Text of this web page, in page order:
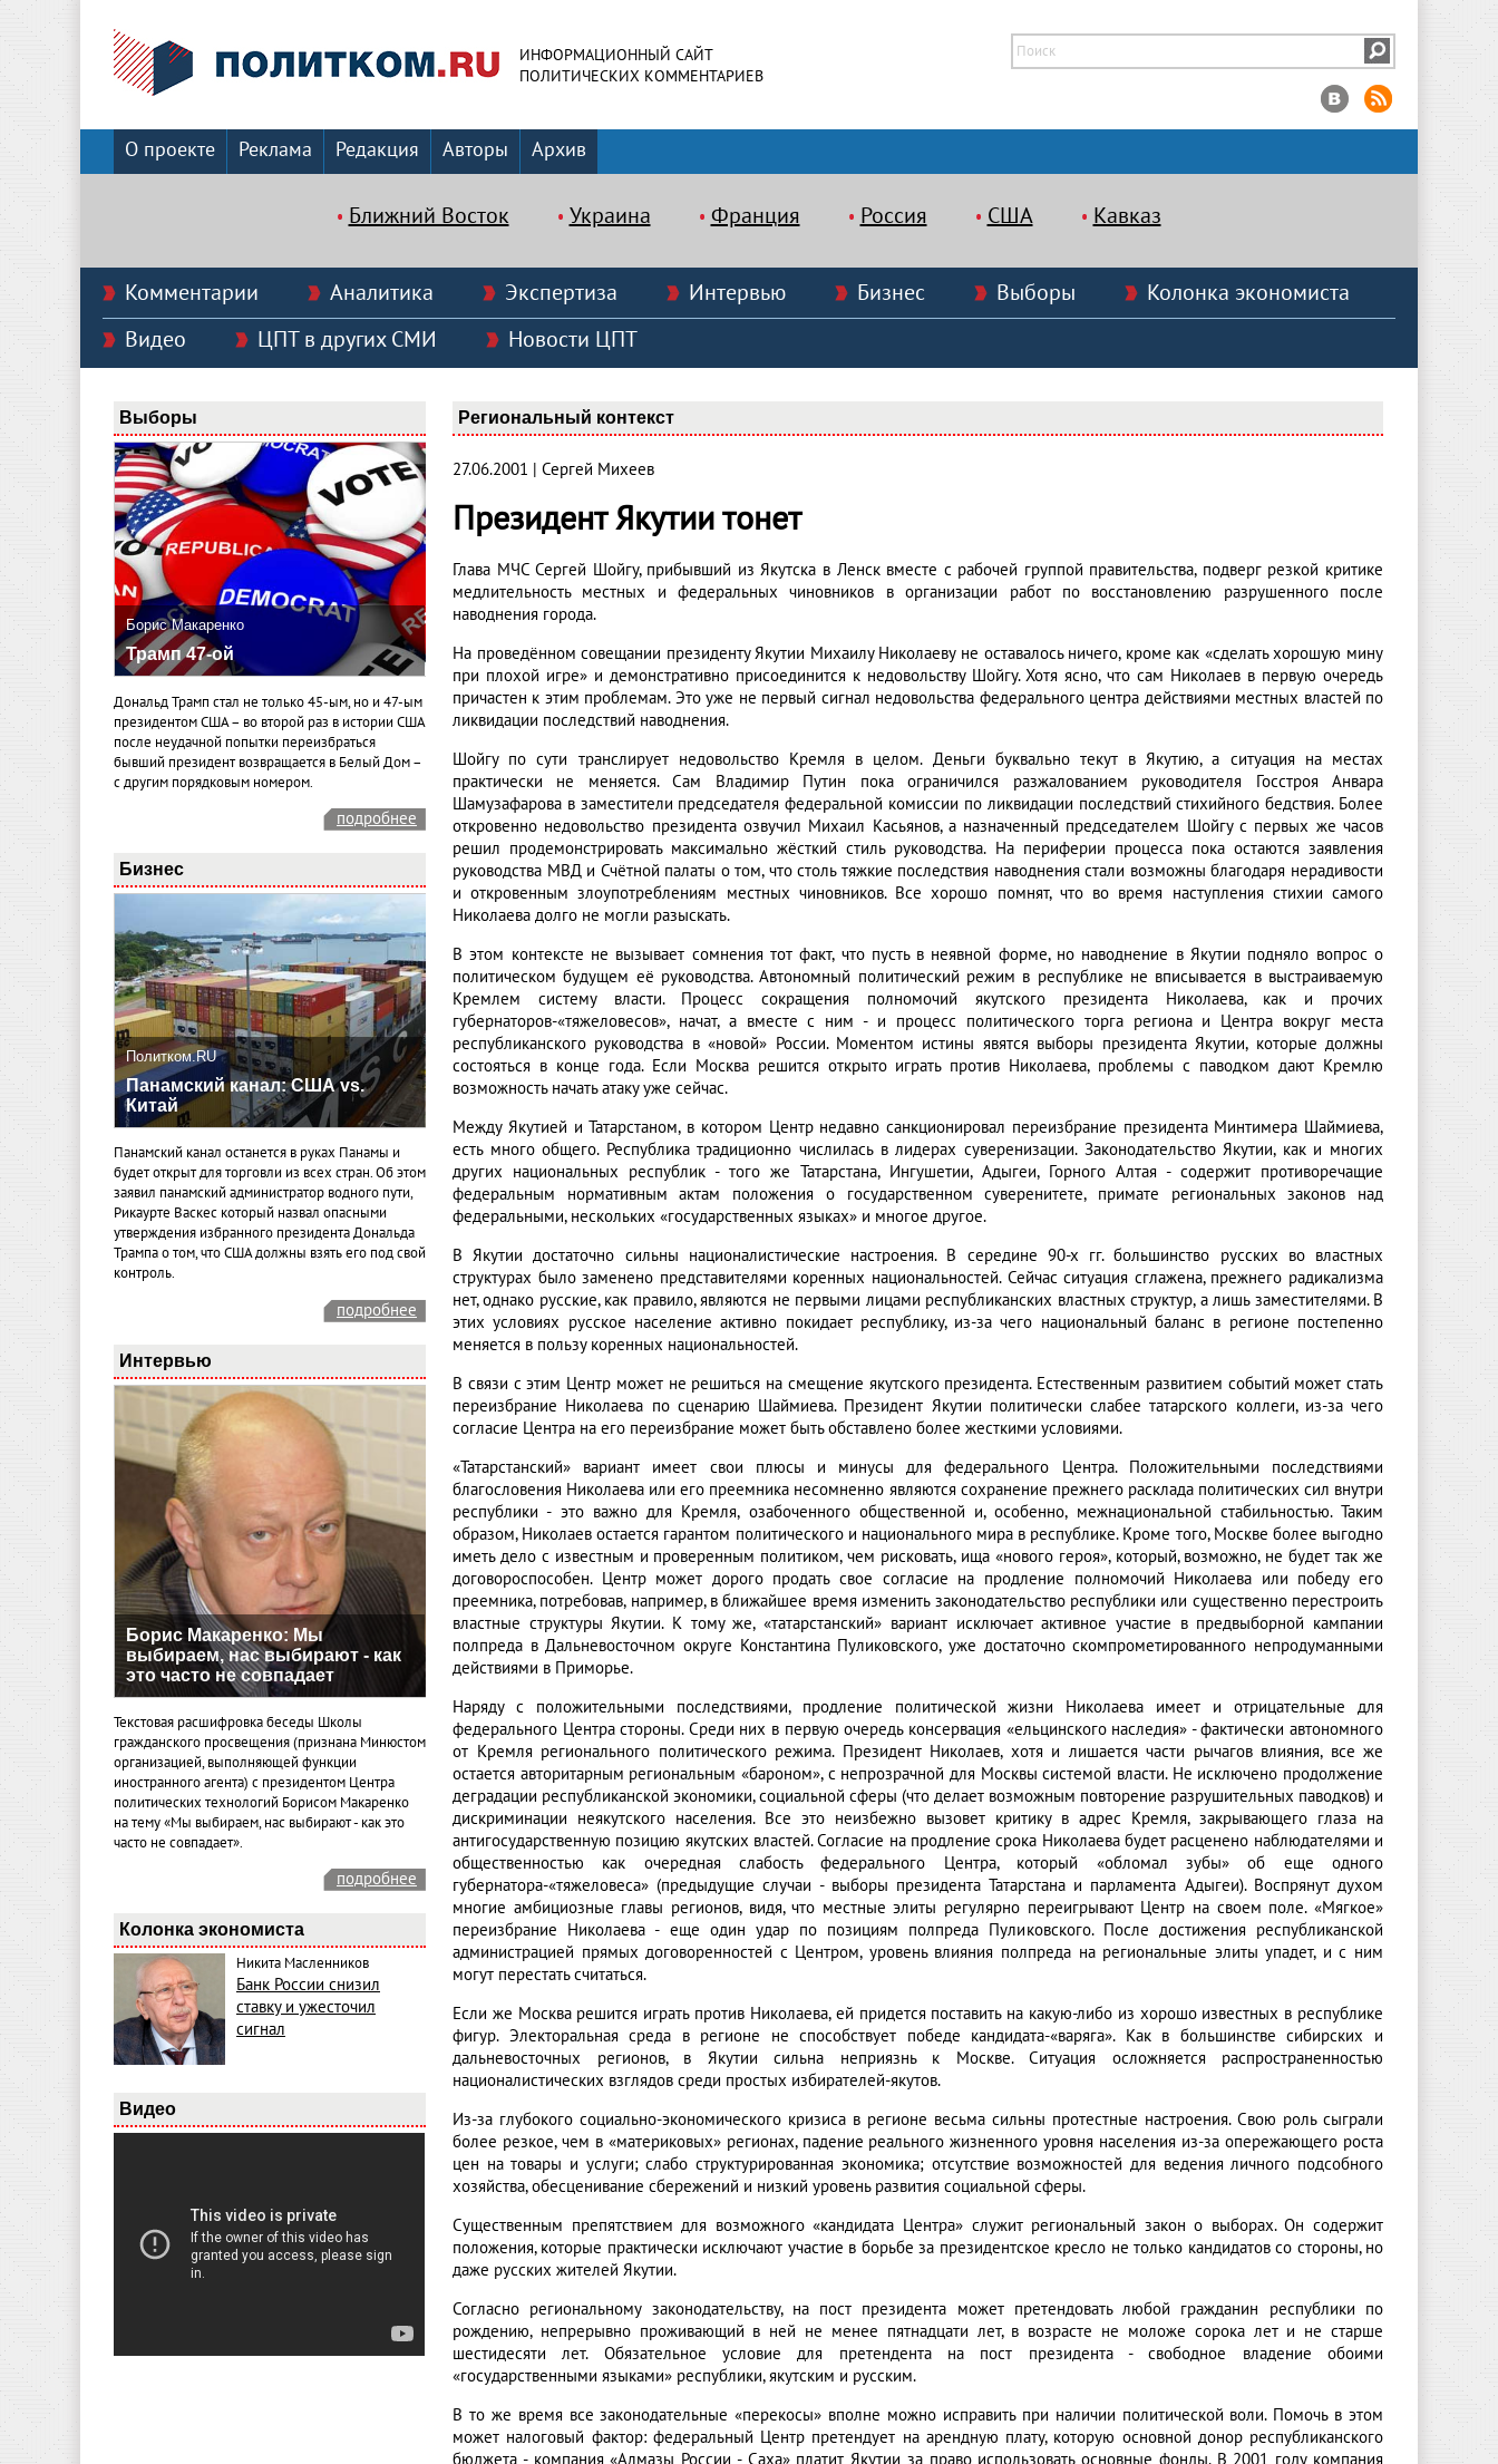
ИНФОРМАЦИОННЫЙ САЙТ
ПОЛИТИЧЕСКИХ КОММЕНТАРИЕВ
О проекте Реклама Редакция Авторы Архив
Ближний Восток Украина Франция Россия США Кавказ
Комментарии Аналитика Экспертиза Интервью Бизнес Выборы
Колонка экономиста
Видео
ЦПТ в других СМИ Новости ЦПТ
Выборы
Борис Макаренко
Трамп 47-ой
Дональд Трамп стал не только 45-ым, но и 47-ым
президентом США – во второй раз в истории США
после неудачной попытки переизбраться
бывший президент возвращается в Белый Дом –
с другим порядковым номером.
подробнее
Бизнес
Политком.RU
Панамский канал: США vs.
Китай
Панамский канал останется в руках Панамы и
будет открыт для торговли из всех стран. Об этом
заявил панамский администратор водного пути,
Рикаурте Васкес который назвал опасными
утверждения избранного президента Дональда
Трампа о том, что США должны взять его под свой
контроль.
подробнее
Интервью
Борис Макаренко: Мы
выбираем, нас выбирают - как
это часто не совпадает
Текстовая расшифровка беседы Школы
гражданского просвещения (признана Минюстом
организацией, выполняющей функции
иностранного агента) с президентом Центра
политических технологий Борисом Макаренко
на тему «Мы выбираем, нас выбирают - как это
часто не совпадает».
подробнее
Колонка экономиста
Никита Масленников
Банк России снизил
ставку и ужесточил
сигнал
Видео
Региональный контекст
27.06.2001 | Сергей Михеев
Президент Якутии тонет
Глава МЧС Сергей Шойгу, прибывший из Якутска в Ленск вместе с рабочей группой правительства, подверг резкой критике
медлительность местных и федеральных чиновников в организации работ по восстановлению разрушенного после
наводнения города.
На проведённом совещании президенту Якутии Михаилу Николаеву не оставалось ничего, кроме как «сделать хорошую мину
при плохой игре» и демонстративно присоединится к недовольству Шойгу. Хотя ясно, что сам Николаев в первую очередь
причастен к этим проблемам. Это уже не первый сигнал недовольства федерального центра действиями местных властей по
ликвидации последствий наводнения.
Шойгу по сути транслирует недовольство Кремля в целом. Деньги буквально текут в Якутию, а ситуация на местах
практически не меняется. Сам Владимир Путин пока ограничился разжалованием руководителя Госстроя Анвара
Шамузафарова в заместители председателя федеральной комиссии по ликвидации последствий стихийного бедствия. Более
откровенно недовольство президента озвучил Михаил Касьянов, а назначенный председателем Шойгу с первых же часов
решил продемонстрировать максимально жёсткий стиль руководства. На периферии процесса пока остаются заявления
руководства МВД и Счётной палаты о том, что столь тяжкие последствия наводнения стали возможны благодаря нерадивости
и откровенным злоупотреблениям местных чиновников. Все хорошо помнят, что во время наступления стихии самого
Николаева долго не могли разыскать.
В этом контексте не вызывает сомнения тот факт, что пусть в неявной форме, но наводнение в Якутии подняло вопрос о
политическом будущем её руководства. Автономный политический режим в республике не вписывается в выстраиваемую
Кремлем систему власти. Процесс сокращения полномочий якутского президента Николаева, как и прочих
губернаторов-«тяжеловесов», начат, а вместе с ним - и процесс политического торга региона и Центра вокруг места
республиканского руководства в «новой» России. Моментом истины явятся выборы президента Якутии, которые должны
состояться в конце года. Если Москва решится открыто играть против Николаева, проблемы с паводком дают Кремлю
возможность начать атаку уже сейчас.
Между Якутией и Татарстаном, в котором Центр недавно санкционировал переизбрание президента Минтимера Шаймиева,
есть много общего. Республика традиционно числилась в лидерах суверенизации. Законодательство Якутии, как и многих
других национальных республик - того же Татарстана, Ингушетии, Адыгеи, Горного Алтая - содержит противоречащие
федеральным нормативным актам положения о государственном суверенитете, примате региональных законов над
федеральными, нескольких «государственных языках» и многое другое.
В Якутии достаточно сильны националистические настроения. В середине 90-х гг. большинство русских во властных
структурах было заменено представителями коренных национальностей. Сейчас ситуация сглажена, прежнего радикализма
нет, однако русские, как правило, являются не первыми лицами республиканских властных структур, а лишь заместителями. В
этих условиях русское население активно покидает республику, из-за чего национальный баланс в регионе постепенно
меняется в пользу коренных национальностей.
В связи с этим Центр может не решиться на смещение якутского президента. Естественным развитием событий может стать
переизбрание Николаева по сценарию Шаймиева. Президент Якутии политически слабее татарского коллеги, из-за чего
согласие Центра на его переизбрание может быть обставлено более жесткими условиями.
«Татарстанский» вариант имеет свои плюсы и минусы для федерального Центра. Положительными последствиями
благословения Николаева или его преемника несомненно являются сохранение прежнего расклада политических сил внутри
республики - это важно для Кремля, озабоченного общественной и, особенно, межнациональной стабильностью. Таким
образом, Николаев остается гарантом политического и национального мира в республике. Кроме того, Москве более выгодно
иметь дело с известным и проверенным политиком, чем рисковать, ища «нового героя», который, возможно, не будет так же
договороспособен. Центр может дорого продать свое согласие на продление полномочий Николаева или победу его
преемника, потребовав, например, в ближайшее время изменить законодательство республики или существенно перестроить
властные структуры Якутии. К тому же, «татарстанский» вариант исключает активное участие в предвыборной кампании
полпреда в Дальневосточном округе Константина Пуликовского, уже достаточно скомпрометированного непродуманными
действиями в Приморье.
Наряду с положительными последствиями, продление политической жизни Николаева имеет и отрицательные для
федерального Центра стороны. Среди них в первую очередь консервация «ельцинского наследия» - фактически автономного
от Кремля регионального политического режима. Президент Николаев, хотя и лишается части рычагов влияния, все же
остается авторитарным региональным «бароном», с непрозрачной для Москвы системой власти. Не исключено продолжение
деградации республиканской экономики, социальной сферы (что делает возможным повторение разрушительных паводков) и
дискриминации неякутского населения. Все это неизбежно вызовет критику в адрес Кремля, закрывающего глаза на
антигосударственную позицию якутских властей. Согласие на продление срока Николаева будет расценено наблюдателями и
общественностью как очередная слабость федерального Центра, который «обломал зубы» об еще одного
губернатора-«тяжеловеса» (предыдущие случаи - выборы президента Татарстана и парламента Адыгеи). Воспрянут духом
многие амбициозные главы регионов, видя, что местные элиты регулярно переигрывают Центр на своем поле. «Мягкое»
переизбрание Николаева - еще один удар по позициям полпреда Пуликовского. После достижения республиканской
администрацией прямых договоренностей с Центром, уровень влияния полпреда на региональные элиты упадет, и с ним
могут перестать считаться.
Если же Москва решится играть против Николаева, ей придется поставить на какую-либо из хорошо известных в республике
фигур. Электоральная среда в регионе не способствует победе кандидата-«варяга». Как в большинстве сибирских и
дальневосточных регионов, в Якутии сильна неприязнь к Москве. Ситуация осложняется распространенностью
националистических взглядов среди простых избирателей-якутов.
Из-за глубокого социально-экономического кризиса в регионе весьма сильны протестные настроения. Свою роль сыграли
более резкое, чем в «материковых» регионах, падение реального жизненного уровня населения из-за опережающего роста
цен на товары и услуги; слабо структурированная экономика; отсутствие возможностей для ведения личного подсобного
хозяйства, обесценивание сбережений и низкий уровень развития социальной сферы.
Существенным препятствием для возможного «кандидата Центра» служит региональный закон о выборах. Он содержит
положения, которые практически исключают участие в борьбе за президентское кресло не только кандидатов со стороны, но
даже русских жителей Якутии.
Согласно региональному законодательству, на пост президента может претендовать любой гражданин республики по
рождению, непрерывно проживающий в ней не менее пятнадцати лет, в возрасте не моложе сорока лет и не старше
шестидесяти лет. Обязательное условие для претендента на пост президента - свободное владение обоими
«государственными языками» республики, якутским и русским.
В то же время все законодательные «перекосы» вполне можно исправить при наличии политической воли. Помочь в этом
может налоговый фактор: федеральный Центр претендует на арендную плату, которую основной донор республиканского
бюджета - компания «Алмазы России - Саха» платит Якутии за право использовать основные фонды. В 2001 году компания